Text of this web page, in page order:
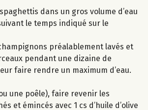
dans un gros volume d’eau
le temps indiqué sur le
préalablement lavés et
pendant une dizaine de
faire rendre un maximum d’eau.
une poêle), faire revenir les
et émincés avec 1 cs d’huile d’olive